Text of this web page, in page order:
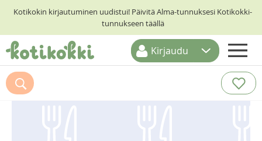
Kotikokin kirjautuminen uudistui! Päivitä Alma-tunnuksesi Kotikokki-
tunnukseen täällä
ETUSIVU
RESEPTIHAKU
Kirjaudu
Suosittelemme myös